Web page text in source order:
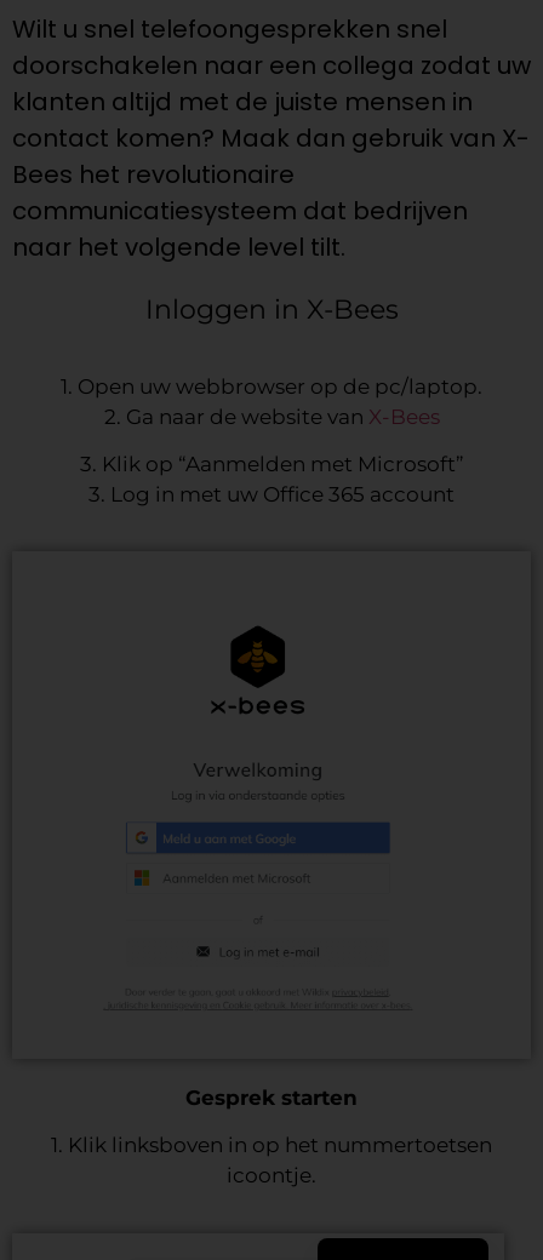
Wilt u snel telefoongesprekken snel
doorschakelen naar een collega zodat uw
klanten altijd met de juiste mensen in
contact komen? Maak dan gebruik van X-
Bees het revolutionaire
communicatiesysteem dat bedrijven
naar het volgende level tilt.
Inloggen in X-Bees
1. Open uw webbrowser op de pc/laptop.
2. Ga naar de website van X-Bees
3. Klik op “Aanmelden met Microsoft”
3. Log in met uw Office 365 account
Gesprek starten
1. Klik linksboven in op het nummertoetsen
icoontje.